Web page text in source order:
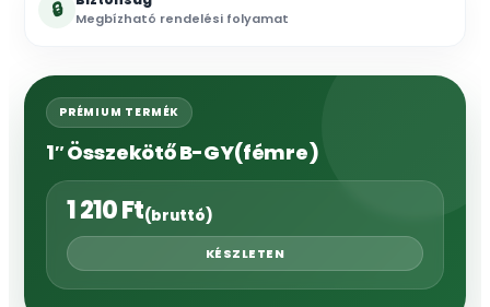
🔒 Megbízható rendelési folyamat
PRÉMIUM TERMÉK
1″ Összekötő B-GY(fémre)
1 210Ft(bruttó)
KÉSZLETEN